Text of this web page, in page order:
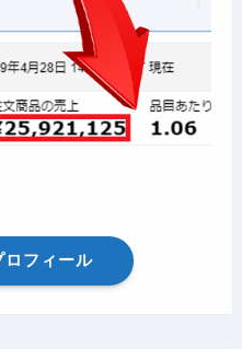
ロフィール